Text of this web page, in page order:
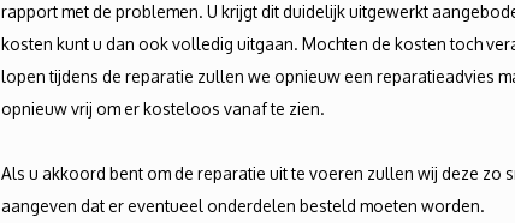
rapport met de problemen. U krijgt dit duidelijk uitgewerkt
kosten kunt u dan ook volledig uitgaan. Mochten de kosten toch
lopen tijdens de reparatie zullen we opnieuw een reparatieadvies
opnieuw vrij om er kosteloos vanaf te zien.
Als u akkoord bent om de reparatie uit te voeren zullen wij deze zo
aangeven dat er eventueel onderdelen besteld moeten worden.